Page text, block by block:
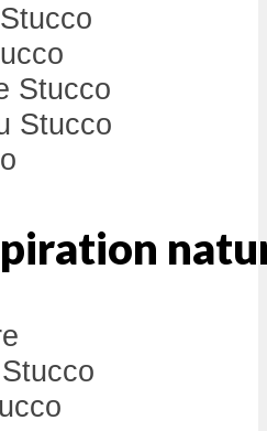
Stucco
Stucco